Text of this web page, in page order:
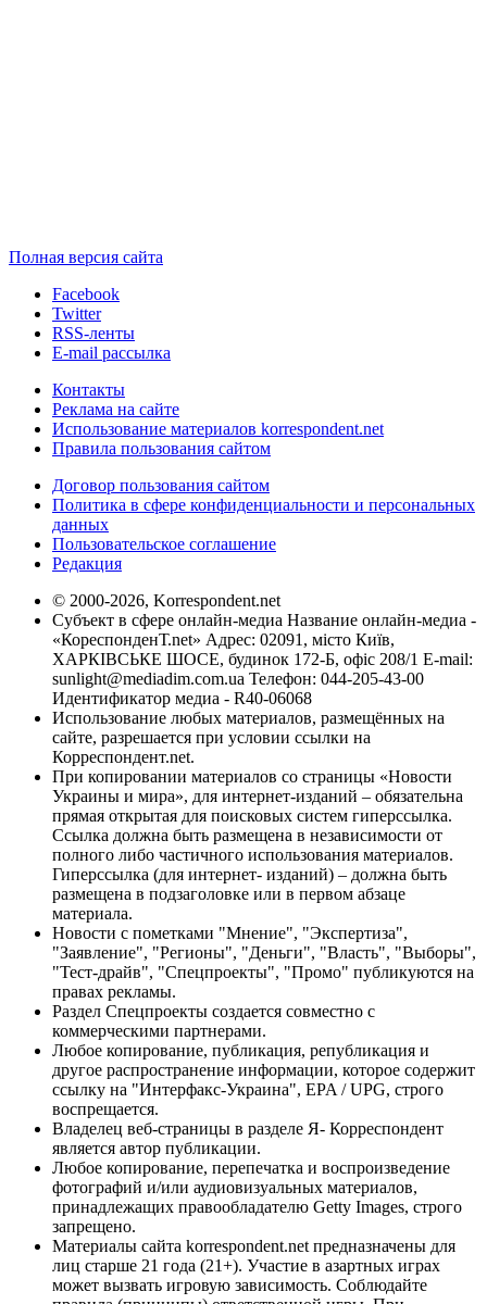
Полная версия сайта
Facebook
Twitter
RSS-ленты
E-mail рассылка
Контакты
Реклама на сайте
Использование материалов korrespondent.net
Правила пользования сайтом
Договор пользования сайтом
Политика в сфере конфиденциальности и персональных
данных
Пользовательское соглашение
Редакция
© 2000-2026, Korrespondent.net
Субъект в сфере онлайн-медиа Название онлайн-медиа -
«КореспонденТ.net» Адрес: 02091, місто Київ,
ХАРКІВСЬКЕ ШОСЕ, будинок 172-Б, офіс 208/1 E-mail:
sunlight@mediadim.com.ua Телефон: 044-205-43-00
Идентификатор медиа - R40-06068
Использование любых материалов, размещённых на
сайте, разрешается при условии ссылки на
Корреспондент.net.
При копировании материалов со страницы «Новости
Украины и мира», для интернет-изданий – обязательна
прямая открытая для поисковых систем гиперссылка.
Ссылка должна быть размещена в независимости от
полного либо частичного использования материалов.
Гиперссылка (для интернет- изданий) – должна быть
размещена в подзаголовке или в первом абзаце
материала.
Новости с пометками "Мнение", "Экспертиза",
"Заявление", "Регионы", "Деньги", "Власть", "Выборы",
"Тест-драйв", "Спецпроекты", "Промо" публикуются на
правах рекламы.
Раздел Спецпроекты создается совместно с
коммерческими партнерами.
Любое копирование, публикация, републикация и
другое распространение информации, которое содержит
ссылку на "Интерфакс-Украина", EPA / UPG, строго
воспрещается.
Владелец веб-страницы в разделе Я- Корреспондент
является автор публикации.
Любое копирование, перепечатка и воспроизведение
фотографий и/или аудиовизуальных материалов,
принадлежащих правообладателю Getty Images, строго
запрещено.
Материалы сайта korrespondent.net предназначены для
лиц старше 21 года (21+). Участие в азартных играх
может вызвать игровую зависимость. Соблюдайте